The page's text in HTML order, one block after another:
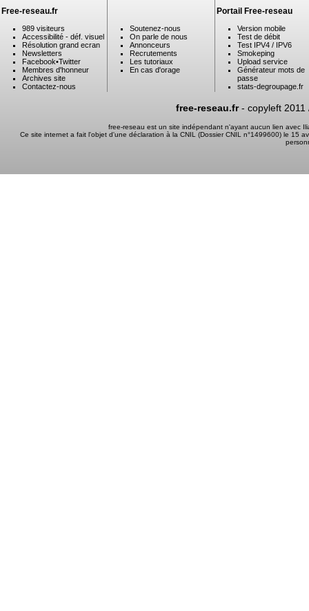
Free-reseau.fr
989 visiteurs
Accessibilité - déf. visuel
Résolution grand ecran
Newsletters
Facebook•Twitter
Membres d'honneur
Archives site
Contactez-nous
Soutenez-nous
On parle de nous
Annonceurs
Recrutements
Les tutoriaux
En cas d'orage
Portail Free-reseau
Version mobile
Test de débit
Test IPV4 / IPV6
Smokeping
Upload service
Générateur mots de
passe
stats-degroupage.fr
free-reseau.fr- copyleft 2011
free-reseau est un site indépendant n'ayant aucun lien avec
Ce site internet a fait l'objet d'une déclaration à la CNIL (Dossier CNIL n°1499600) le 15